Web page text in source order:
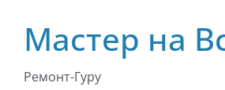
содержимому
Мастер на
Ремонт-Гуру